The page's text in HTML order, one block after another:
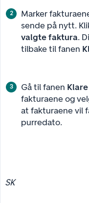
Marker
sende på nytt.
valgte faktura.
tilbake til fanen
Gå til fanen
fakturaene og
at fakturaene vil
purredato.
SK